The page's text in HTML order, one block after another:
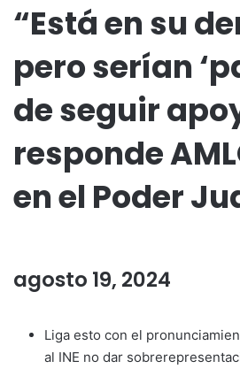
“Está en su
pero serían
de seguir
responde
en el Poder
agosto 19, 2024
Liga esto con el
al INE no dar